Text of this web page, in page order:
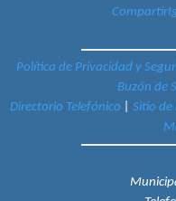
Política de Privacidad y
Buzón de
Directorio Telefónico
Sitio de